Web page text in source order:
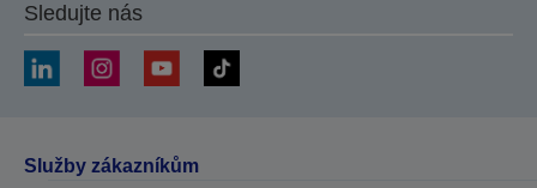
Sledujte nás
Služby zákazníkům